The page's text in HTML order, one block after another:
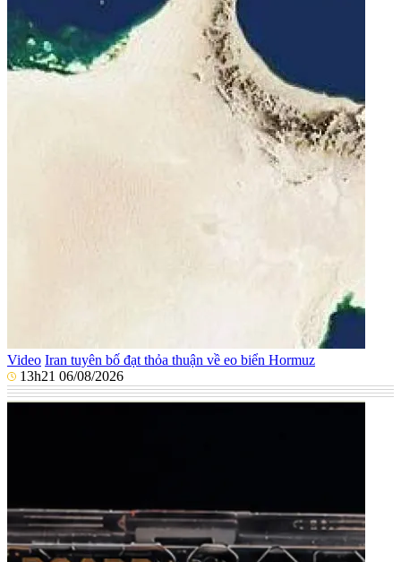
Video Iran tuyên bố đạt thỏa thuận về eo biển Hormuz
13h21 06/08/2026